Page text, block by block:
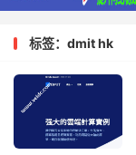
标签：dmit hk